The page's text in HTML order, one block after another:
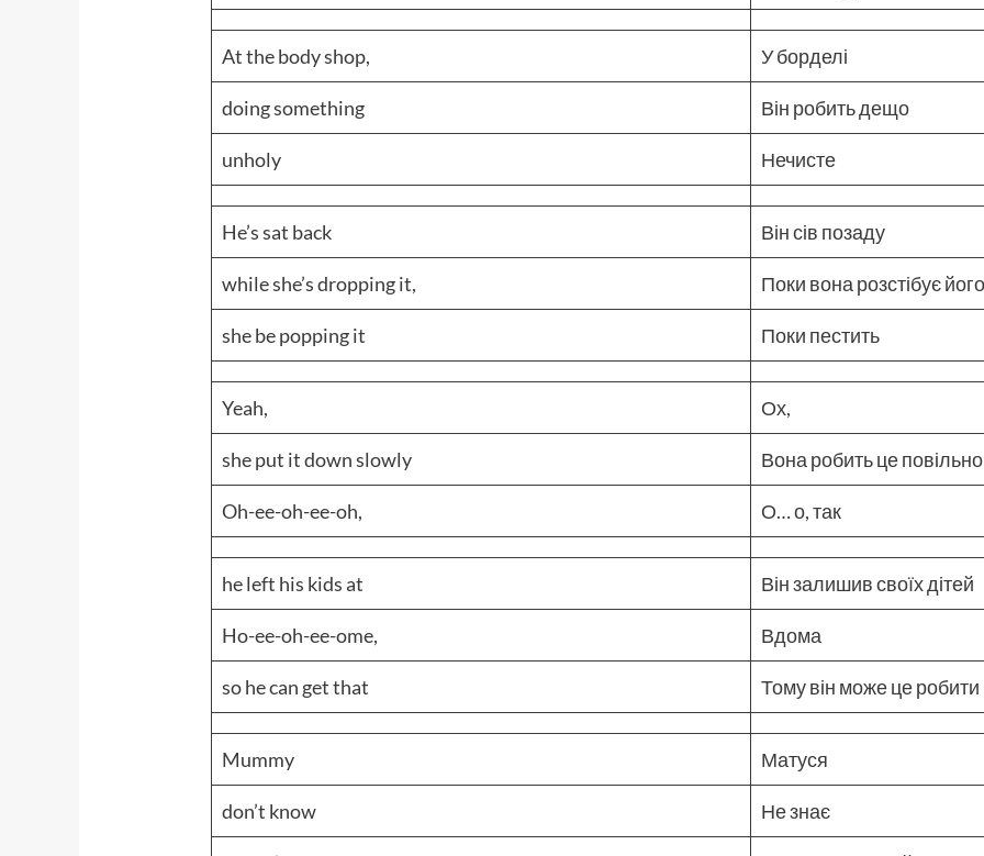
At the body shop, У борделі
doing something Він робить дещо
unholy Нечисте
He’s sat back Він сів позаду
while she’s dropping it, Поки вона розстібує
she be popping it Поки пестить
Yeah, Ох,
she put it down slowly Вона робить це
Oh-ee-oh-ee-oh, О… о, так
he left his kids at Він залишив своїх дітей
Ho-ee-oh-ee-ome, Вдома
so he can get that Тому він може це робити
Mummy Матуся
don’t know Не знає